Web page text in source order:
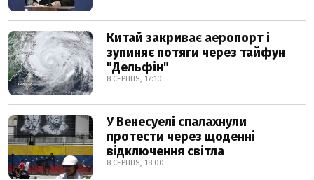
Китай закриває аеропорт і
зупиняє потяги через тайфун
"Дельфін"
8 СЕРПНЯ, 17:10
У Венесуелі спалахнули
протести через щоденні
відключення світла
8 СЕРПНЯ, 18:00